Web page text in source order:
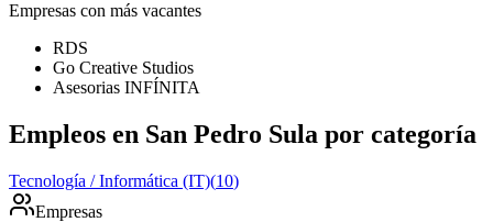
Empresas con más vacantes
RDS
Go Creative Studios
Asesorias INFÍNITA
Empleos en San Pedro Sula por categoría
Tecnología / Informática (IT)(10)
Empresas